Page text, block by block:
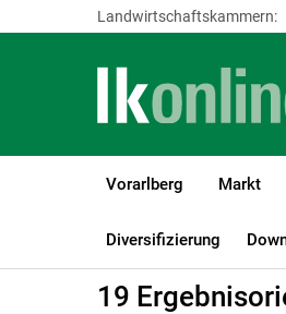
Landwirtschaftskammern:
Vorarlberg Markt
Diversifizierung
LK Vorarlberg Förderungen
19